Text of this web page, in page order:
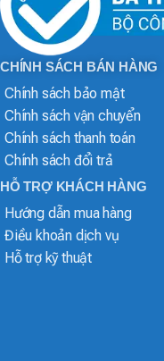
CHÍNH SÁCH BÁN HÀNG
Chính sách bảo mật
Chính sách vận chuyển
Chính sách thanh toán
Chính sách đổi trả
HỖ TRỢ KHÁCH HÀNG
Hướng dẫn mua hàng
Điều khoản dịch vụ
Hỗ trợ kỹ thuật